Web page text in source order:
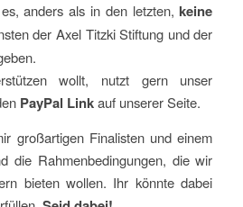
anders als in den letzten, keine
der Axel Titzki Stiftung und der
wollt, nutzt gern unser
PayPal Linkauf unserer Seite.
großartigen Finalisten und einem
die Rahmenbedingungen, die wir
bieten wollen. Ihr könnte dabei